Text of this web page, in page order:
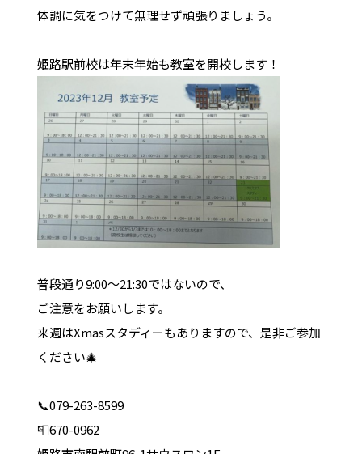
体調に気をつけて無理せず頑張りましょう。
姫路駅前校は年末年始も教室を開校します！
普段通り9:00～21:30ではないので、
ご注意をお願いします。
来週はXmasスタディーもありますので、是非ご参加
ください🎄
📞079-263-8599
📮670-0962